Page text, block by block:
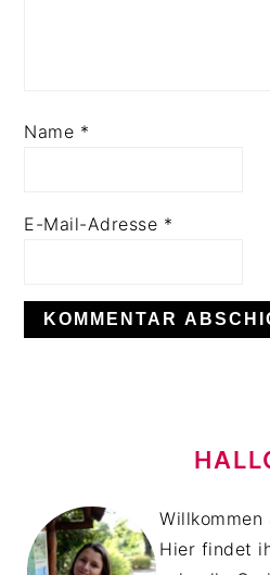
Name *
E-Mail-Adresse *
Willkommen
Hier findet